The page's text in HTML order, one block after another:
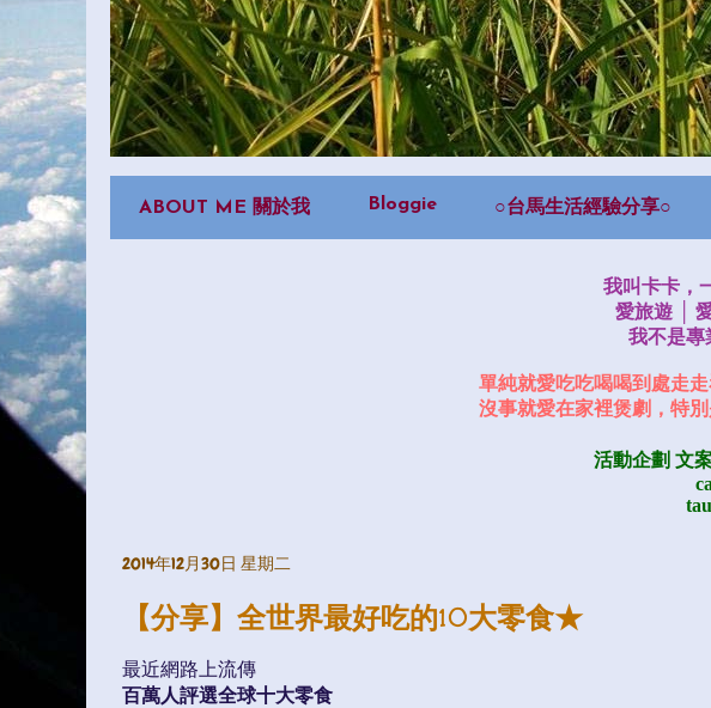
ABOUT ME 關於我 Bloggie ○台馬生活經驗分享○
我叫卡卡，
愛旅遊 │
我不是專
單純就愛吃吃喝喝到處走
沒事就愛在家裡煲劇，特
活動企劃 文
2014年12月30日 星期二
【分享】全世界最好吃的10大零食★
最近網路上流傳
百萬人評選全球十大零食